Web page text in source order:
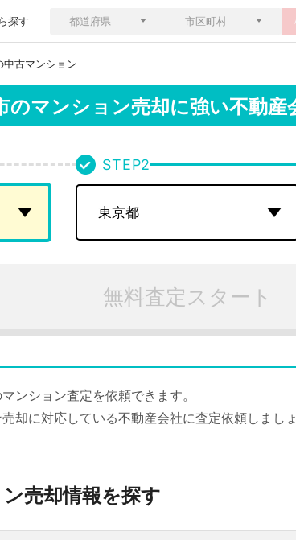
探す
中古マンション
のマンション売却に強い不動産
STEP2
無料査定スタート
ンション査定を依頼できます。
却に対応している不動産会社に査定依頼しましょ
売却情報を探す